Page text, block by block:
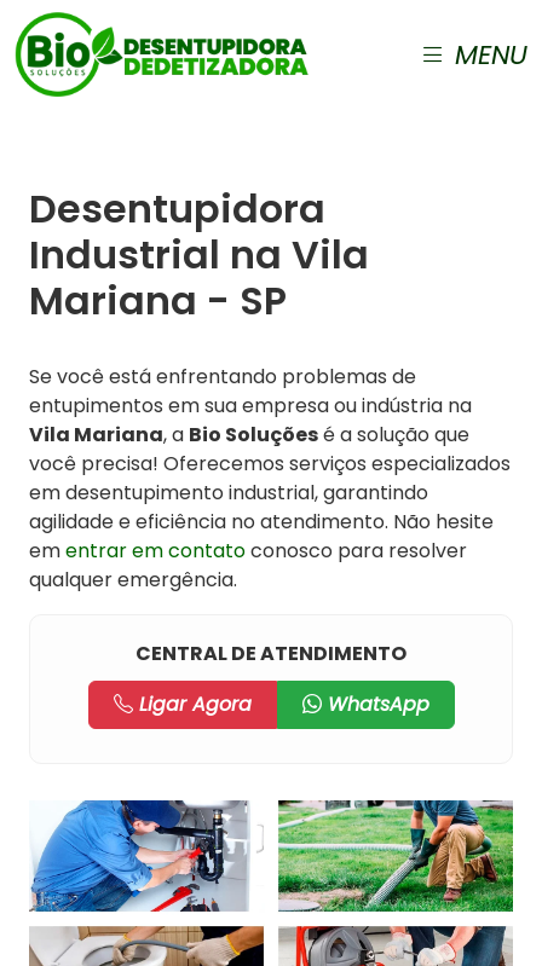
MENU
Desentupidora
Industrial na Vila
Mariana - SP
Se você está enfrentando problemas de
entupimentos em sua empresa ou indústria na
Vila Mariana, a Bio Soluçõesé a solução que
você precisa! Oferecemos serviços especializados
em desentupimento industrial, garantindo
agilidade e eficiência no atendimento. Não hesite
ementrar em contatoconosco para resolver
qualquer emergência.
CENTRAL DE ATENDIMENTO
Ligar Agora
WhatsApp